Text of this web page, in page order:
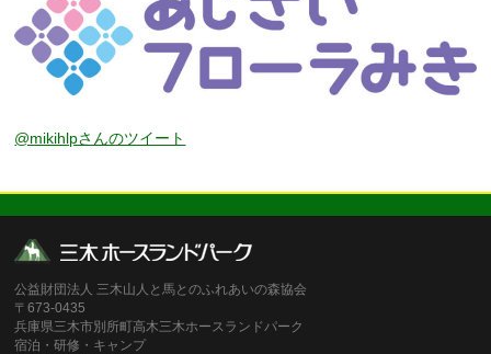
@mikihlpさんのツイート
公益財団法人 三木山人と馬とのふれあいの森協会
〒673-0435
兵庫県三木市別所町高木三木ホースランドパーク
宿泊・研修・キャンプ